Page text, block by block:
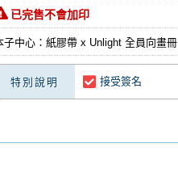
已完售不會加印
子中心：紙膠帶 x Unlight 全員向畫冊
特別說明 接受簽名